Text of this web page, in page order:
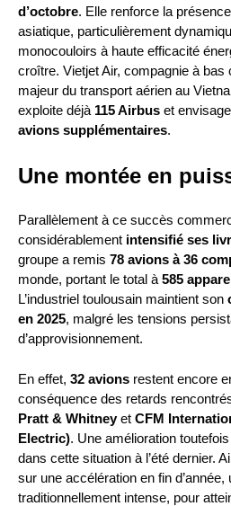
d’octobre. Elle renforce la
asiatique, particulièrement
monocouloirs à haute efficacité
croître. Vietjet Air, compagnie à bas
majeur du transport aérien au
exploite déjà 115 Airbus et
avions supplémentaires.
Une montée en
Parallèlement à ce succès
considérablement intensifié ses
groupe a remis 78 avions à 36
monde, portant le total à585
L’industriel toulousain maintient son
en 2025, malgré les tensions
d’approvisionnement.
En effet, 32 avions restent encore
conséquence des retards
Pratt & Whitneyet CFM
Electric). Une amélioration
dans cette situation à l’été dernier.
sur une accélération en fin d’année,
traditionnellement intense, pour